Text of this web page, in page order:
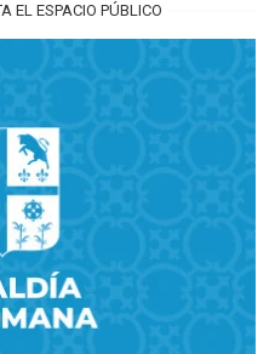
EL ESPACIO PÚBLICO